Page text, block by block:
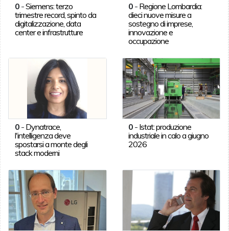
0-Siemens: terzo
trimestre record, spinto da
digitalizzazione, data
center e infrastrutture
0 - Regione Lombardia:
dieci nuove misure a
sostegno di imprese,
innovazione e
occupazione
0- Dynatrace,
l'intelligenza deve
spostarsi a monte degli
stack moderni
0 - Istat: produzione
industriale in calo a giugno
2026